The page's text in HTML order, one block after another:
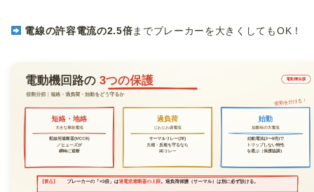
電線の許容電流の2.5倍までブレーカーを大きくしてもOK！